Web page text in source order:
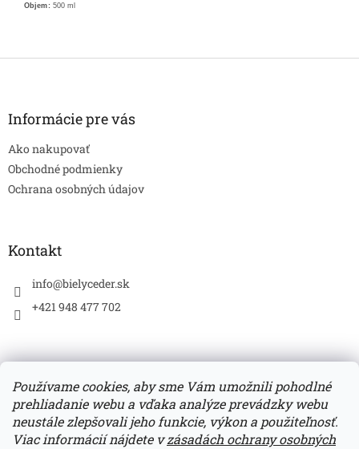
Používame cookies, aby sme Vám umožnili pohodlné
prehliadanie webu a vďaka analýze prevádzky webu
neustále zlepšovali jeho funkcie, výkon a použiteľnosť.
Viac informácií nájdete vzásadách ochrany osobných
Objem: 500 ml
Z
Informácie pre vás
Ako nakupovať
Obchodné podmienky
Ochrana osobných údajov
Kontakt
info@bielyceder.sk
+421 948 477 702
Zboží.cz Heureka.sk